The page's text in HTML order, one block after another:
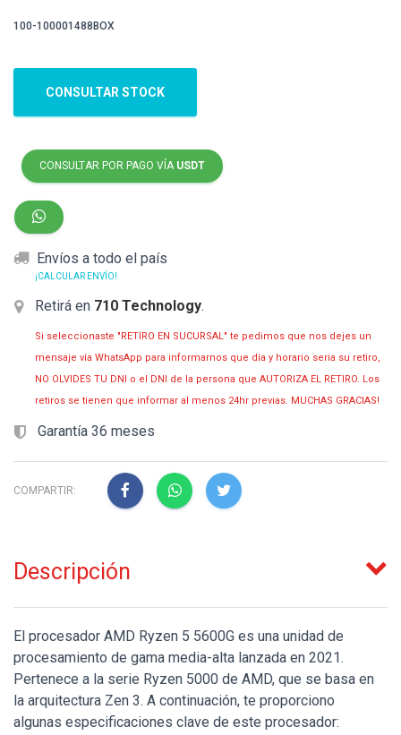
100-100001488BOX
CONSULTAR STOCK
CONSULTAR POR PAGO VÍA USDT
Envíos a todo el país
¡CALCULAR ENVÍO!
Retirá en 710 Technology.
Si seleccionaste "RETIRO EN SUCURSAL" te pedimos que nos dejes un
mensaje vía WhatsApp para informarnos que día y horario seria su retiro,
NO OLVIDES TU DNI o el DNI de la persona que AUTORIZA EL RETIRO. Los
retiros se tienen que informar al menos 24hr previas. MUCHAS GRACIAS!
Garantía 36 meses
COMPARTIR:
Descripción
El procesador AMD Ryzen 5 5600G es una unidad de
procesamiento de gama media-alta lanzada en 2021.
Pertenece a la serie Ryzen 5000 de AMD, que se basa en
la arquitectura Zen 3. A continuación, te proporciono
algunas especificaciones clave de este procesador: